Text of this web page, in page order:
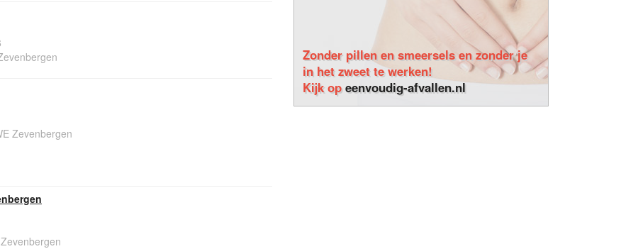
Zevenbergen
Zonder pillen en smeersels en zonder je
in het zweet te werken!
Kijk opeenvoudig-afvallen.nl